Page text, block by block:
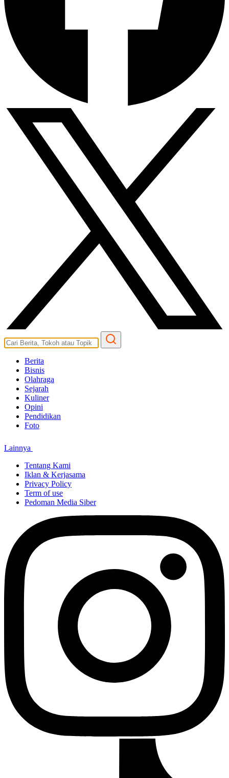
Berita
Bisnis
Olahraga
Sejarah
Kuliner
Opini
Pendidikan
Foto
Lainnya
Tentang Kami
Iklan & Kerjasama
Privacy Policy
Term of use
Pedoman Media Siber